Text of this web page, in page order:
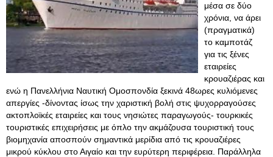
μέσα σε δύο
χρόνια, να άρει
(πραγματικά)
το καμποτάζ
για τις ξένες
εταιρείες
κρουαζιέρας και
ενώ η Πανελλήνια Ναυτική Ομοσπονδία ξεκινά 48ωρες κυλιόμενες
απεργίες -δίνοντας ίσως την χαριστική βολή στις ψυχορραγούσες
ακτοπλοϊκές εταιρείες και τους νησιώτες παραγωγούς- τουρκικές
τουριστικές επιχειρήσεις με όπλο την ακμάζουσα τουριστική τους
βιομηχανία αποσπούν σημαντικά μερίδια από τις κρουαζιέρες
μικρού κύκλου στο Αιγαίο και την ευρύτερη περιφέρεια. Παράλληλα